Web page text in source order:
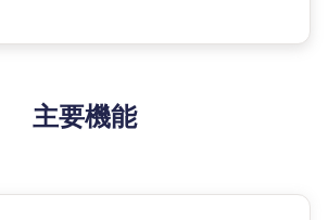
主要機能